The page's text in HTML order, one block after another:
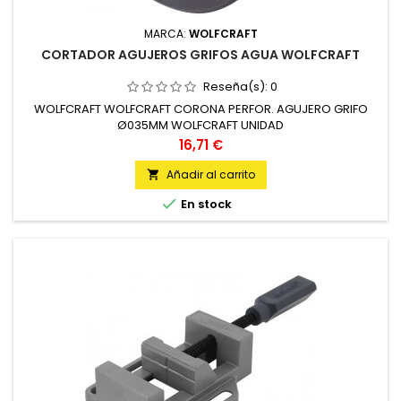
MARCA: WOLFCRAFT
CORTADOR AGUJEROS GRIFOS AGUA WOLFCRAFT
Reseña(s): 0
WOLFCRAFT WOLFCRAFT CORONA PERFOR. AGUJERO GRIFO
Ø035MM WOLFCRAFT UNIDAD
Precio
16,71 €
 Añadir al carrito
 En stock